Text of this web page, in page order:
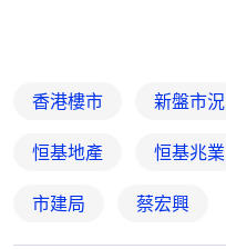
香港樓市 新盤市況
恒基地產 恒基兆業
市建局 蔡宏興